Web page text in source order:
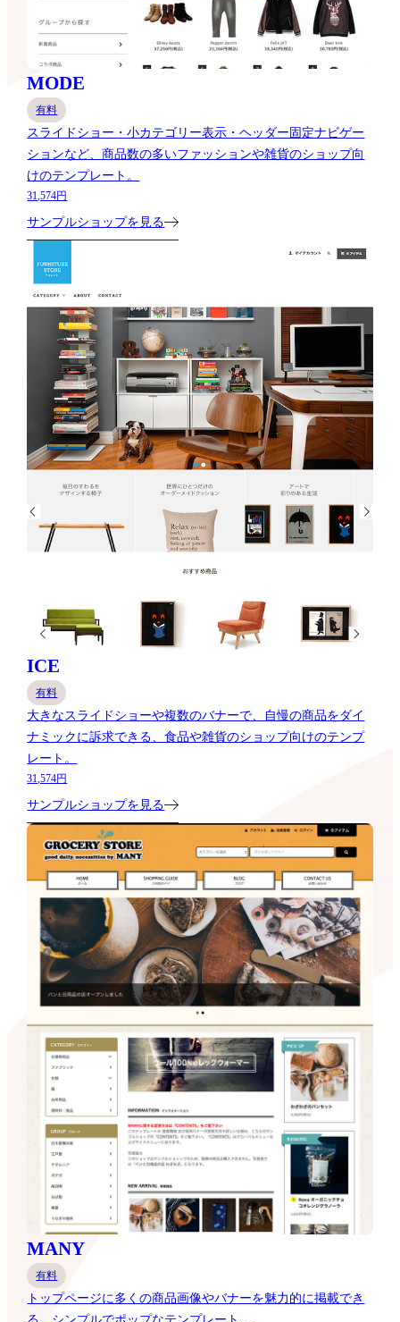
MODE
有料
スライドショー・小カテゴリー表示・ヘッダー固定ナビゲー
ションなど、商品数の多いファッションや雑貨のショップ向
けのテンプレート。
31,574円
サンプルショップを見る
ICE
有料
大きなスライドショーや複数のバナーで、自慢の商品をダイ
ナミックに訴求できる、食品や雑貨のショップ向けのテンプ
レート。
31,574円
サンプルショップを見る
MANY
有料
トップページに多くの商品画像やバナーを魅力的に掲載でき